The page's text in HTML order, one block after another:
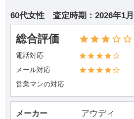
60代女性 査定時期： 2026年1月
総合評価
電話対応
メール対応
営業マンの対応
メーカー アウディ